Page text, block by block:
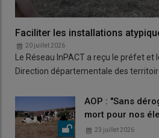
Faciliter les installations
20 juillet 2026
Le Réseau InPACT a reçu le préfet et
Direction départementale des
AOP : "Sans
mort pour nos
23 juillet 2026